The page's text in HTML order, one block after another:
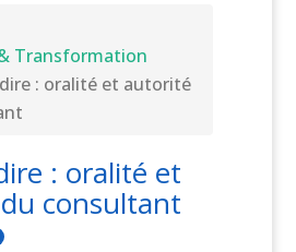
Transformation
dire : oralité et autorité
: oralité et
consultant